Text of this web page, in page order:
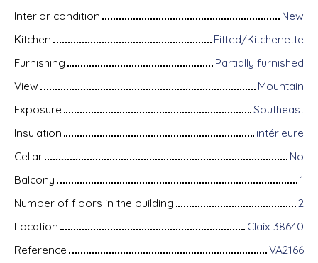
Interior condition
New
Kitchen
Fitted/Kitchenette
Furnishing
Partially furnished
View
Mountain
Exposure
Southeast
Insulation
intérieure
Cellar
No
Balcony
1
Number of floors in the building
2
Location
Claix 38640
Reference
VA2166